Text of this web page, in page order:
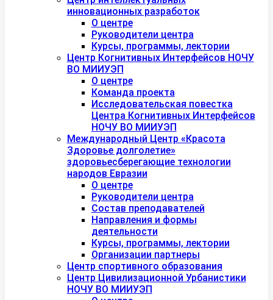
инновационных разработок
О центре
Руководители центра
Курсы, программы, лектории
Центр Когнитивных Интерфейсов НОЧУ
ВО МИИУЭП
О центре
Команда проекта
Исследовательская повестка
Центра Когнитивных Интерфейсов
НОЧУ ВО МИИУЭП
Международный Центр «Красота
Здоровье долголетие»
здоровьесберегающие технологии
народов Евразии
О центре
Руководители центра
Состав преподавателей
Направления и формы
деятельности
Курсы, программы, лектории
Организации партнеры
Центр спортивного образования
Центр Цивилизационной Урбанистики
НОЧУ ВО МИИУЭП